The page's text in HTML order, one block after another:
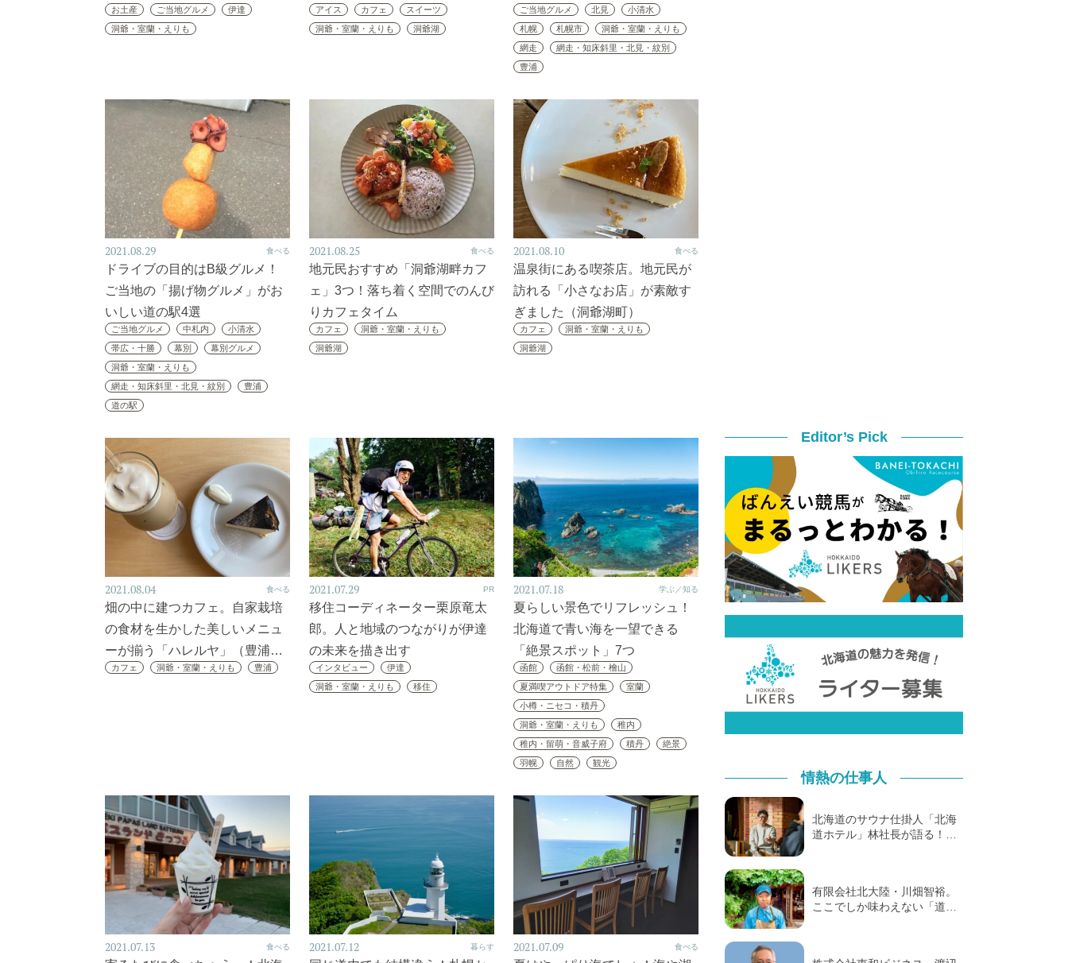
お土産 ご当地グルメ
伊達
洞爺・室蘭・えりも
アイス カフェ
スイーツ
洞爺・室蘭・えりも
洞爺湖
ご当地グルメ 北見
小清水
札幌
札幌市
洞爺・室蘭・えりも
網走
網走・知床斜里・北見・紋別
豊浦
2021.08.29 食べる
ドライブの目的はB級グルメ！
ご当地の「揚げ物グルメ」がお
いしい道の駅4選
ご当地グルメ 中札内
小清水
帯広・十勝
幕別
幕別グルメ
洞爺・室蘭・えりも
網走・知床斜里・北見・紋別
豊浦
道の駅
2021.08.25 食べる
地元民おすすめ「洞爺湖畔カフ
ェ」3つ！落ち着く空間でのんび
りカフェタイム
カフェ
洞爺・室蘭・えりも
洞爺湖
2021.08.10 食べる
温泉街にある喫茶店。地元民が
訪れる「小さなお店」が素敵す
ぎました（洞爺湖町）
カフェ
洞爺・室蘭・えりも
洞爺湖
2021.08.04 食べる
畑の中に建つカフェ。自家栽培
の食材を生かした美しいメニュ
ーが揃う「ハレルヤ」（豊浦…
カフェ 洞爺・室蘭・えりも 豊浦
2021.07.29 PR
移住コーディネーター栗原竜太
郎。人と地域のつながりが伊達
の未来を描き出す
インタビュー
伊達
洞爺・室蘭・えりも
移住
2021.07.18 学ぶ／知る
夏らしい景色でリフレッシュ！
北海道で青い海を一望できる
「絶景スポット」7つ
函館
函館・松前・檜山
夏満喫アウトドア特集
室蘭
小樽・ニセコ・積丹
洞爺・室蘭・えりも
稚内
稚内・留萌・音威子府
積丹
絶景
羽幌
自然 観光
2021.07.13 食べる 2021.07.12 暮らす 2021.07.09 食べる
Editor’s Pick
情熱の仕事人
北海道のサウナ仕掛人「北海
道ホテル」林社長が語る！…
有限会社北大陸・川畑智裕。
ここでしか味わえない「道…